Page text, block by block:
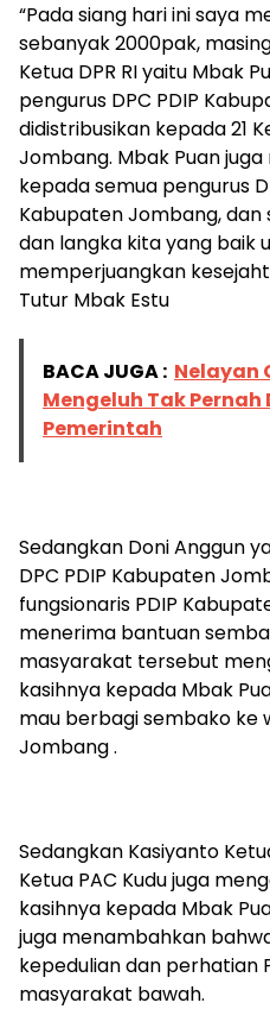
“Pada siang hari ini saya
sebanyak 2000pak,
Ketua DPR RI yaitu Mbak
pengurus DPC PDIP
didistribusikan kepada 21
Jombang. Mbak Puan
kepada semua pengurus
Kabupaten Jombang, dan
dan langka kita yang baik
memperjuangkan
Tutur Mbak Estu
BACA JUGA : Nelayan
Mengeluh Tak
Pemerintah
Sedangkan Doni Anggun
DPC PDIP Kabupaten
fungsionaris PDIP
menerima bantuan
masyarakat tersebut
kasihnya kepada Mbak
mau berbagi sembako ke
Jombang .
Sedangkan Kasiyanto
Ketua PAC Kudu juga
kasihnya kepada Mbak
juga menambahkan
kepedulian dan perhatian
masyarakat bawah.